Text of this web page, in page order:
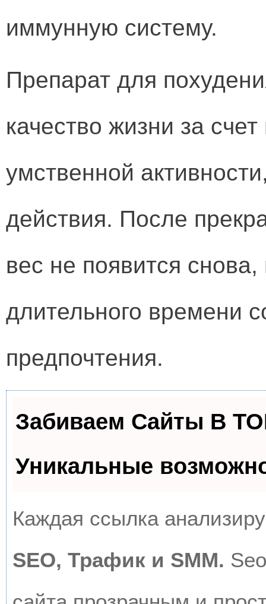
иммунную систему.
Препарат для
качество жизни за
умственной
действия. После
вес не появится
длительного времени
предпочтения.
Забиваем Сайты В
Уникальные
Каждая ссылка
SEO, Трафик и SMM.